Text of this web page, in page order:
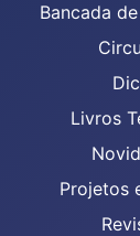
Bancada
Livros
Projetos